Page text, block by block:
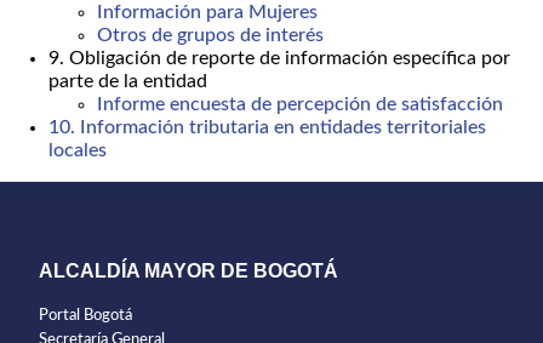
Información para Mujeres
Otros de grupos de interés
9. Obligación de reporte de información específica por
parte de la entidad
Informe encuesta de percepción de satisfacción
10. Información tributaria en entidades territoriales
locales
ALCALDÍA MAYOR DE BOGOTÁ
Portal Bogotá